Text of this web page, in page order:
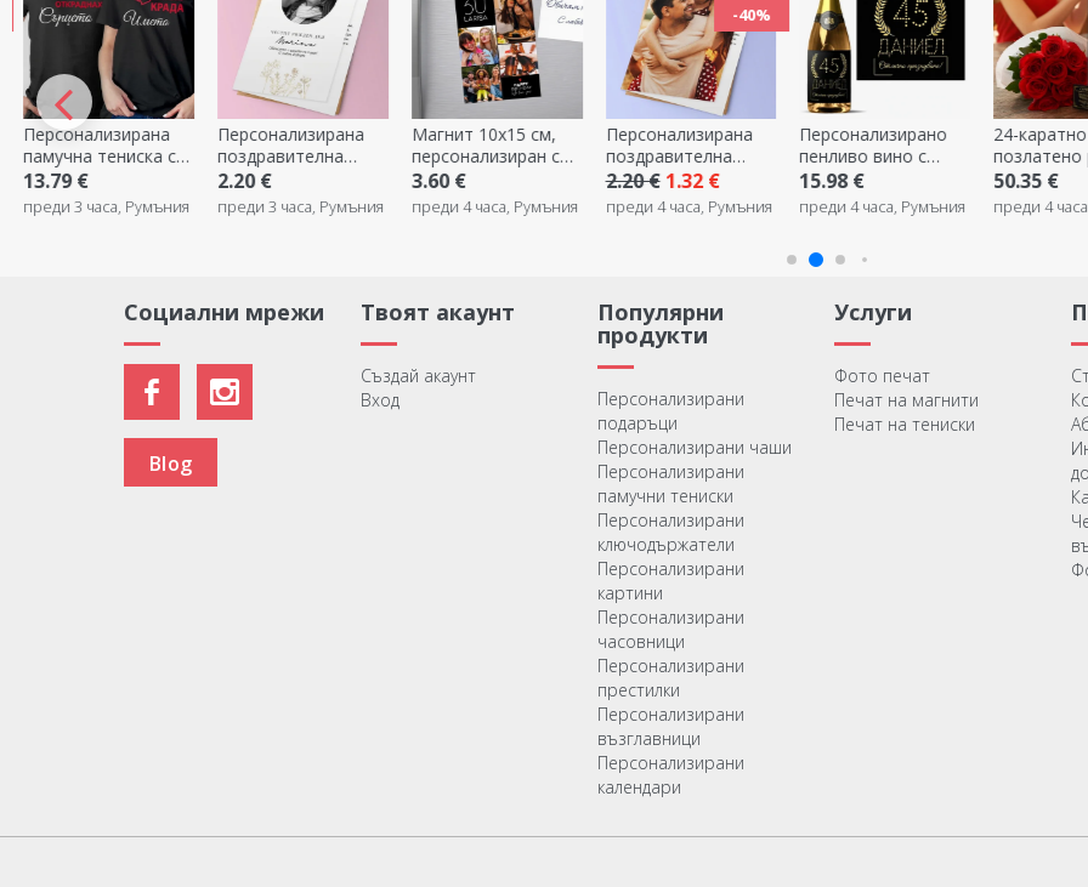
Персонализирана
памучна тениска с
текст - Аз го крада
13.79 €
преди 3 часа, Румъния
Персонализирана
поздравителна
картичка с снимка и
текст - Елегантност
2.20 €
преди 3 часа, Румъния
Магнит 10x15 см,
персонализиран с
текст и 4 снимки -
Честит рожден ден
3.60 €
преди 4 часа, Румъния
-40%
Персонализирана
поздравителна
картичка с
фотография
2.20 €1.32 €
преди 4 часа, Румъния
Персонализирано
пенливо вино с
текст за рождени
дни - Златно
15.98 €
преди 4 часа, Румъния
24-каратно
злато
50.35 €
преди 4
Социални мрежи
Blog
Твоят акаунт
Създай акаунт
Вход
Популярни
продукти
Персонализирани
подаръци
Персонализирани чаши
Персонализирани
памучни тениски
Персонализирани
ключодържатели
Персонализирани
картини
Персонализирани
часовници
Персонализирани
престилки
Персонализирани
възглавници
Персонализирани
календари
Услуги
Фото печат
Печат на магнити
Печат на тениски